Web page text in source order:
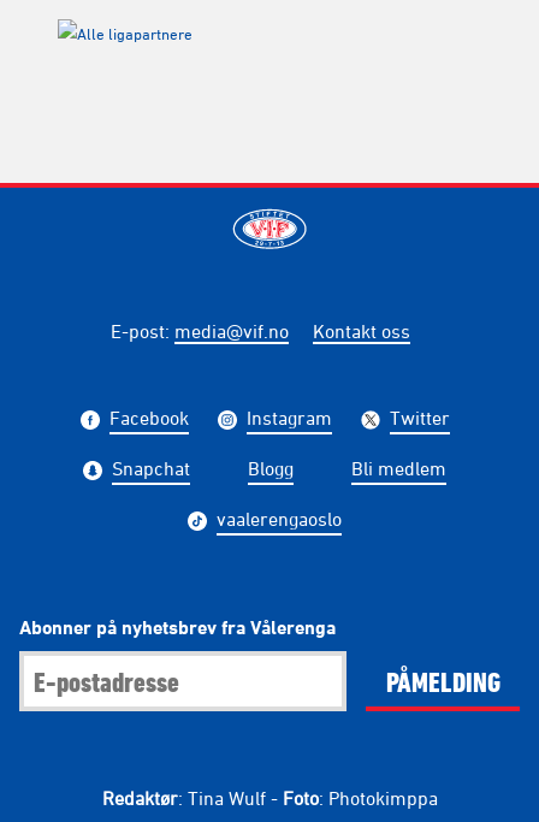
E-post: media@vif.no Kontakt oss
Facebook Instagram Twitter
Snapchat Blogg Bli medlem
vaalerengaoslo
Abonner på nyhetsbrev fra Vålerenga
PÅMELDING
Redaktør: Tina Wulf - Foto: Photokimppa